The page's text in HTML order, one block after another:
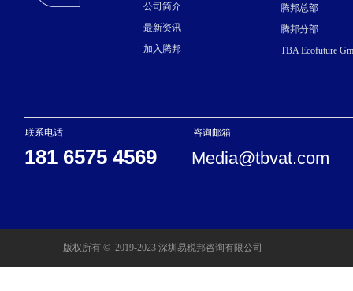
181 6575 4569 Media@tbvat.com
咨询邮箱
联系电话
公司简介
最新资讯
加入腾邦
腾邦总部
腾邦分部
TBA Ecofuture
版权所有 ©  2019-2023 深圳易税邦咨询有限公司